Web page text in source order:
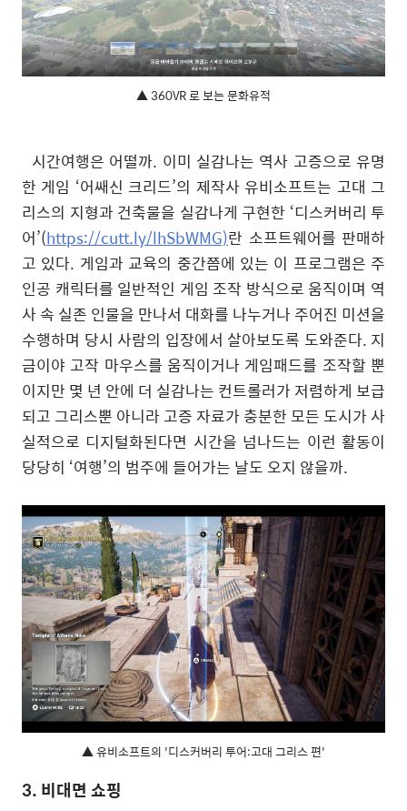
▲ 360VR 로 보는 문화유적
시간여행은 어떨까. 이미 실감나는 역사 고증으로 유명
한 게임 ‘어쌔신 크리드’의 제작사 유비소프트는 고대 그
리스의 지형과 건축물을 실감나게 구현한 ‘디스커버리 투
어’(https://cutt.ly/lhSbWMG)란 소프트웨어를 판매하
고 있다. 게임과 교육의 중간쯤에 있는 이 프로그램은 주
인공 캐릭터를 일반적인 게임 조작 방식으로 움직이며 역
사 속 실존 인물을 만나서 대화를 나누거나 주어진 미션을
수행하며 당시 사람의 입장에서 살아보도록 도와준다. 지
금이야 고작 마우스를 움직이거나 게임패드를 조작할 뿐
이지만 몇 년 안에 더 실감나는 컨트롤러가 저렴하게 보급
되고 그리스뿐 아니라 고증 자료가 충분한 모든 도시가 사
실적으로 디지털화된다면 시간을 넘나드는 이런 활동이
당당히 ‘여행’의 범주에 들어가는 날도 오지 않을까.
▲ 유비소프트의 '디스커버리 투어:고대 그리스 편'
3. 비대면 쇼핑